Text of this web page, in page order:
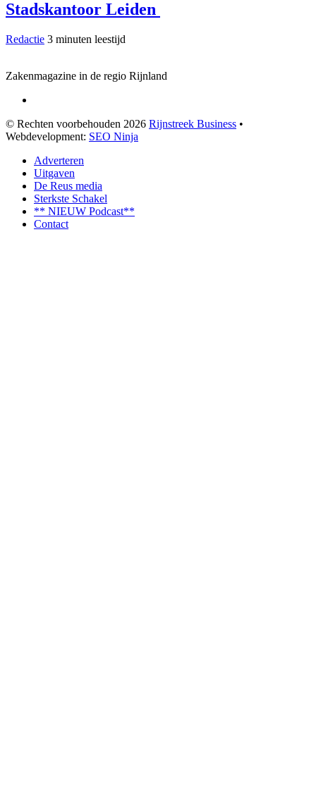
Stadskantoor Leiden
Redactie 3 minuten leestijd
Zakenmagazine in de regio Rijnland
© Rechten voorbehouden 2026 Rijnstreek Business •
Webdevelopment: SEO Ninja
Adverteren
Uitgaven
De Reus media
Sterkste Schakel
** NIEUW Podcast**
Contact